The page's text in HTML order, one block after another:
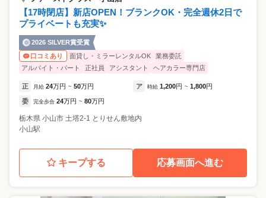
【17時閉店】新店OPEN！ブランクOK・完全週休2日で
プライベートも充実✨
2026 SILVER賞受賞
口コミあり
面貸し・ミラーレンタルOK
業務委託
アルバイト・パート
正社員 アシスタント ヘアカラー専門店
正 月給 24万円 ~ 50万円 ア 時給 1,200円 ~ 1,800円
委 完全歩合 24万円 ~ 80万円
栃木県 小山市 土塔2-1 とりせん敷地内
小山駅
キープする 応募画面へ進む